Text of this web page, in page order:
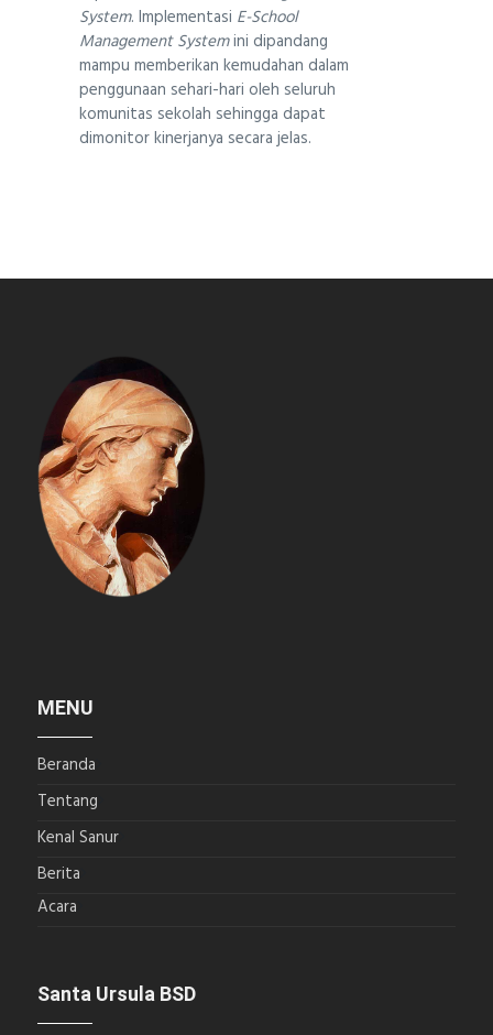
System. Implementasi E-School
Management Systemini dipandang
mampu memberikan kemudahan dalam
penggunaan sehari-hari oleh seluruh
komunitas sekolah sehingga dapat
dimonitor kinerjanya secara jelas.
MENU
Beranda
Tentang
Kenal Sanur
Berita
Acara
Santa Ursula BSD